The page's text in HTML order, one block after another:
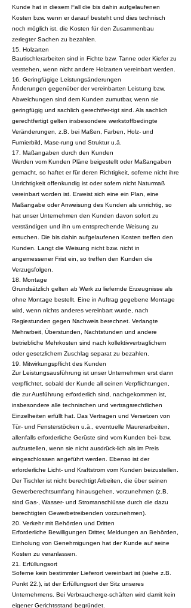
Kunde hat in diesem Fall die bis dahin aufgelaufenen
Kosten bzw. wenn er darauf besteht und dies technisch
noch möglich ist, die Kosten für den Zusammenbau
zerlegter Sachen zu bezahlen.
15. Holzarten
Bautischlerarbeiten sind in Fichte bzw. Tanne oder Kiefer zu
verstehen, wenn nicht andere Holzarten vereinbart werden.
16. Geringfügige Leistungsänderungen
Änderungen gegenüber der vereinbarten Leistung bzw.
Abweichungen sind dem Kunden zumutbar, wenn sie
geringfügig und sachlich gerechtfer-tigt sind. Als sachlich
gerechtfertigt gelten insbesondere werkstoffbedingte
Veränderungen, z.B. bei Maßen, Farben, Holz- und
Furnierbild, Mase-rung und Struktur u.ä.
17. Maßangaben durch den Kunden
Werden vom Kunden Pläne beigestellt oder Maßangaben
gemacht, so haftet er für deren Richtigkeit, soferne nicht ihre
Unrichtigkeit offenkundig ist oder sofern nicht Naturmaß
vereinbart worden ist. Erweist sich eine ein Plan, eine
Maßangabe oder Anweisung des Kunden als unrichtig, so
hat unser Unternehmen den Kunden davon sofort zu
verständigen und ihn um entsprechende Weisung zu
ersuchen. Die bis dahin aufgelaufenen Kosten treffen den
Kunden. Langt die Weisung nicht bzw. nicht in
angemessener Frist ein, so treffen den Kunden die
Verzugsfolgen.
18. Montage
Grundsätzlich gelten ab Werk zu liefernde Erzeugnisse als
ohne Montage bestellt. Eine in Auftrag gegebene Montage
wird, wenn nichts anderes vereinbart wurde, nach
Regiestunden gegen Nachweis berechnet. Verlangte
Mehrarbeit, Überstunden, Nachtstunden und andere
betriebliche Mehrkosten sind nach kollektivvertraglichem
oder gesetzlichem Zuschlag separat zu bezahlen.
19. Mitwirkungspflicht des Kunden
Zur Leistungsausführung ist unser Unternehmen erst dann
verpflichtet, sobald der Kunde all seinen Verpflichtungen,
die zur Ausführung erforderlich sind, nachgekommen ist,
insbesondere alle technischen und vertragsrechtlichen
Einzelheiten erfüllt hat. Das Vertragen und Versetzen von
Tür- und Fensterstöcken u.ä., eventuelle Maurerarbeiten,
allenfalls erforderliche Gerüste sind vom Kunden bei- bzw.
aufzustellen, wenn sie nicht ausdrück-lich als im Preis
eingeschlossen angeführt werden. Ebenso ist der
erforderliche Licht- und Kraftstrom vom Kunden beizustellen.
Der Tischler ist nicht berechtigt Arbeiten, die über seinen
Gewerberechtsumfang hinausgehen, vorzunehmen (z.B.
sind Gas-, Wasser- und Stromanschlüsse durch die dazu
berechtigten Gewerbetreibenden vorzunehmen).
20. Verkehr mit Behörden und Dritten
Erforderliche Bewilligungen Dritter, Meldungen an Behörden,
Einholung von Genehmigungen hat der Kunde auf seine
Kosten zu veranlassen.
21. Erfüllungsort
Soferne kein bestimmter Lieferort vereinbart ist (siehe z.B.
Punkt 22.), ist der Erfüllungsort der Sitz unseres
Unternehmens. Bei Verbraucherge-schäften wird damit kein
eigener Gerichtsstand begründet.